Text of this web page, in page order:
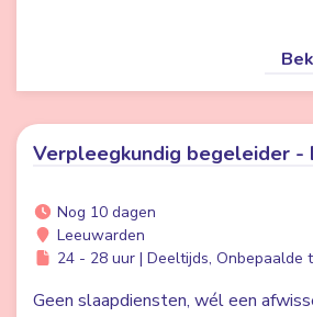
Verpleegkundig begeleider -
Nog 10 dagen
Leeuwarden
24 - 28 uur | Deeltijds, Onbepaalde
Geen slaapdiensten, wél een